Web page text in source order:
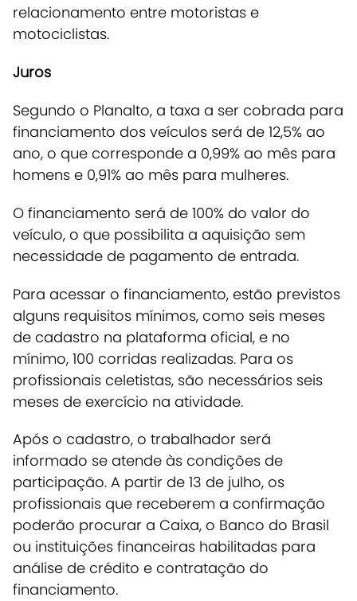
relacionamento entre motoristas e
motociclistas.
Juros
Segundo o Planalto, a taxa a ser cobrada para
financiamento dos veículos será de 12,5% ao
ano, o que corresponde a 0,99% ao mês para
homens e 0,91% ao mês para mulheres.
O financiamento será de 100% do valor do
veículo, o que possibilita a aquisição sem
necessidade de pagamento de entrada.
Para acessar o financiamento, estão previstos
alguns requisitos mínimos, como seis meses
de cadastro na plataforma oficial, e no
mínimo, 100 corridas realizadas. Para os
profissionais celetistas, são necessários seis
meses de exercício na atividade.
Após o cadastro, o trabalhador será
informado se atende às condições de
participação. A partir de 13 de julho, os
profissionais que receberem a confirmação
poderão procurar a Caixa, o Banco do Brasil
ou instituições financeiras habilitadas para
análise de crédito e contratação do
financiamento.